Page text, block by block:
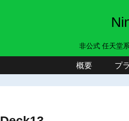
非公式 任天堂
概要 プ